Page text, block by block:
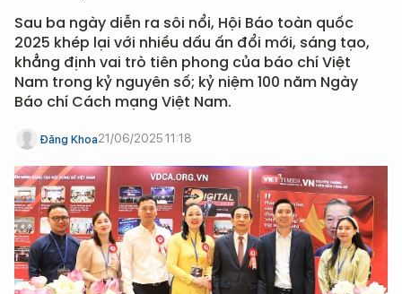
Sau ba ngày diễn ra sôi nổi, Hội Báo toàn quốc
2025 khép lại với nhiều dấu ấn đổi mới, sáng tạo,
khẳng định vai trò tiên phong của báo chí Việt
Nam trong kỷ nguyên số; kỷ niệm 100 năm Ngày
Báo chí Cách mạng Việt Nam.
Đăng Khoa21/06/2025 11:18